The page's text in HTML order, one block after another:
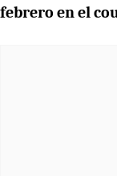
febrero en el